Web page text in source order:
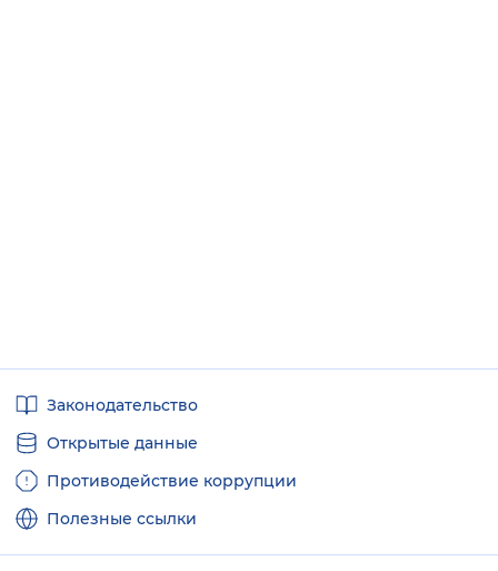
ссылкиЗаконодательство
Открытые данные
Противодействие коррупции
Полезные ссылки